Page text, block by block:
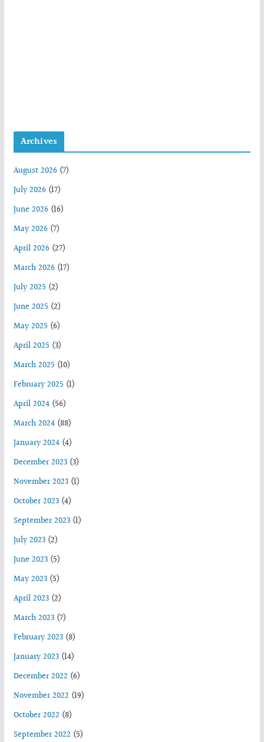
Archives
August 2026(7)
July 2026(17)
June 2026(16)
May 2026(7)
April 2026(27)
March 2026(17)
July 2025 (2)
June 2025 (2)
May 2025 (6)
April 2025 (3)
March 2025 (10)
February 2025 (1)
April 2024(56)
March 2024(88)
January 2024(4)
December 2023(3)
November 2023(1)
October 2023(4)
September 2023(1)
July 2023(2)
June 2023(5)
May 2023(5)
April 2023(2)
March 2023(7)
February 2023(8)
January 2023(14)
December 2022 (6)
November 2022 (19)
October 2022 (8)
September 2022 (5)